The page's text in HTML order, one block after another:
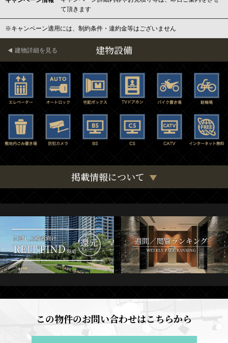
て頂きます
※キャンペーン適用には、制約条件・違約金等はございません
建物設備
建物詳細を見る
掲載情報について
この物件のお問い合わせはこちらから